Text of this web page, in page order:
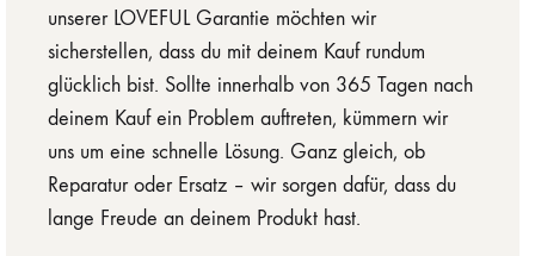
unserer LOVEFUL Garantie möchten wir
sicherstellen, dass du mit deinem Kauf rundum
glücklich bist. Sollte innerhalb von 365 Tagen nach
deinem Kauf ein Problem auftreten, kümmern wir
uns um eine schnelle Lösung. Ganz gleich, ob
Reparatur oder Ersatz – wir sorgen dafür, dass du
lange Freude an deinem Produkt hast.